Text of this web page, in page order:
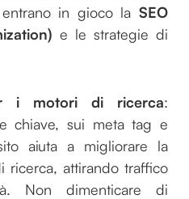
in gioco la SEO
e le strategie di
i motori di ricerca:
chiave, sui meta tag e
aiuta a migliorare la
ricerca, attirando traffico
Non dimenticare di